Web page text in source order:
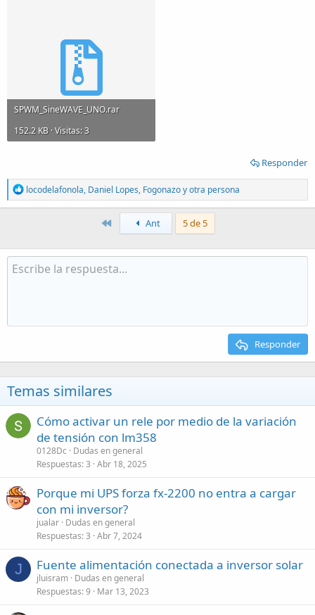
SPWM_SineWAVE_UNO.rar
152.2 KB · Visitas: 3
Responder
R
e
a
o
n
locodelafonola, Daniel Lopes, Fogonazoy otra persona
PrimeroAnt 5 de 5
Responder
Temas similares
Cómo activar un rele por medio de la variación
de tensión con lm358
0128Dc
Dudas en general
Respuestas 3 Abr 18, 2025
Porque mi UPS forza fx-2200 no entra a cargar
con mi inversor?
jualar Dudas en general
Respuestas 3 Abr 7, 2024
J Fuente alimentación conectada a inversor solar
jluisram Dudas en general
Respuestas 9 Mar 13, 2023